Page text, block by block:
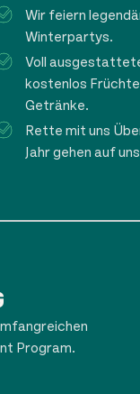
Wir feiern
Winterpartys.
Voll
kostenlos
Getränke.
Rette mit uns
Jahr gehen auf
Program.